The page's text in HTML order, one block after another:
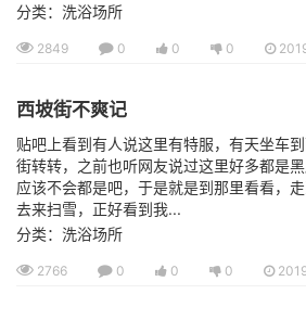
分类：洗浴场所
2849 0 0 0
西坡街不爽记
贴吧上看到有人说这里有特服，有天坐车
街转转，之前也听网友说过这里好多都是
应该不会都是吧，于是就是到那里看看，
去来扫雪，正好看到我...
分类：洗浴场所
2766 0 0 0